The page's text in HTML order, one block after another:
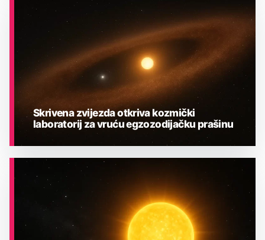
ASTRONOMIJA
ASTRONOMIJA
Skrivena zvijezda otkriva kozmički
laboratorij za vruću egzozodijačku prašinu